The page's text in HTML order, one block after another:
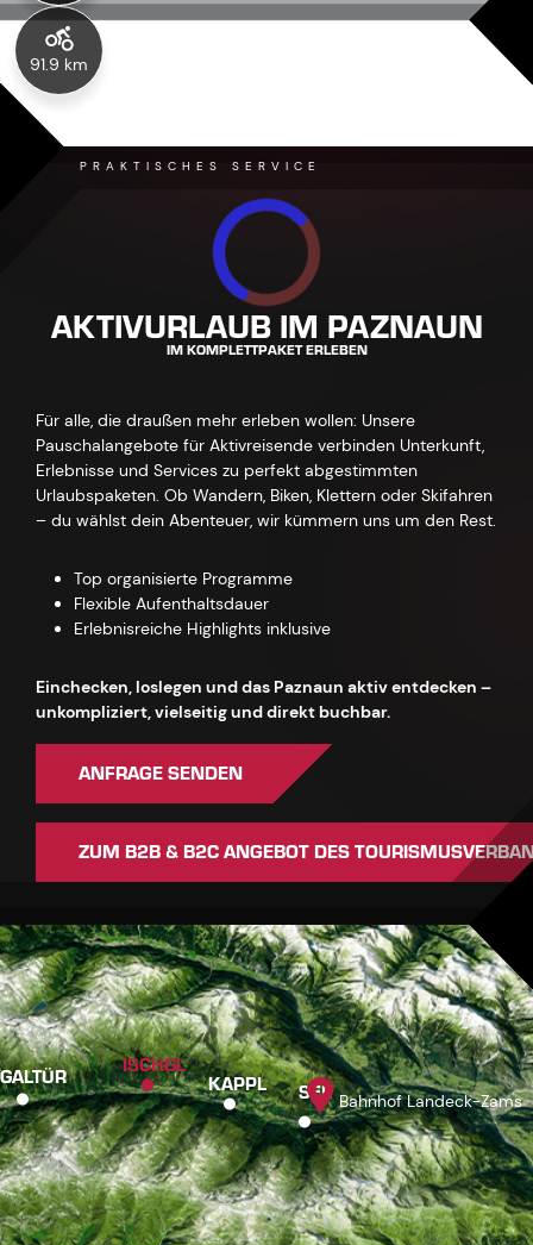
91.9 km
PRAKTISCHES SERVICE
AKTIVURLAUB IM PAZNAUN
IM KOMPLETTPAKET ERLEBEN
Für alle, die draußen mehr erleben wollen: Unsere
Pauschalangebote für Aktivreisende verbinden Unterkunft,
Erlebnisse und Services zu perfekt abgestimmten
Urlaubspaketen. Ob Wandern, Biken, Klettern oder Skifahren
– du wählst dein Abenteuer, wir kümmern uns um den Rest.
Top organisierte Programme
Flexible Aufenthaltsdauer
Erlebnisreiche Highlights inklusive
Einchecken, loslegen und das Paznaun aktiv entdecken –
unkompliziert, vielseitig und direkt buchbar.
ANFRAGE SENDEN
ZUM B2B & B2C ANGEBOT DES
GALTÜR ISCHGL
KAPPL SEE Bahnhof Landeck-Zams